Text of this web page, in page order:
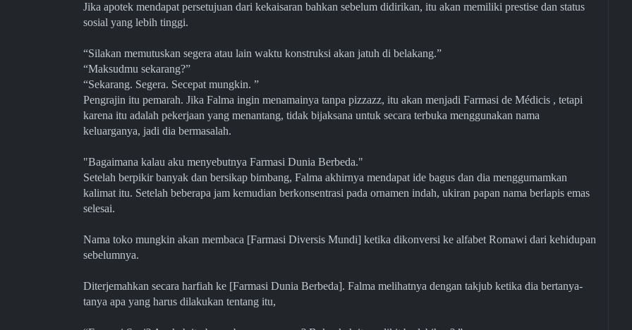
Jika apotek mendapat persetujuan dari kekaisaran bahkan sebelum didirikan, itu akan memiliki prestise dan status
sosial yang lebih tinggi.
“Silakan memutuskan segera atau lain waktu konstruksi akan jatuh di belakang.”
“Maksudmu sekarang?”
“Sekarang. Segera. Secepat mungkin. ”
Pengrajin itu pemarah. Jika Falma ingin menamainya tanpa pizzazz, itu akan menjadi Farmasi de Médicis , tetapi
karena itu adalah pekerjaan yang menantang, tidak bijaksana untuk secara terbuka menggunakan nama
keluarganya, jadi dia bermasalah.
"Bagaimana kalau aku menyebutnya Farmasi Dunia Berbeda."
Setelah berpikir banyak dan bersikap bimbang, Falma akhirnya mendapat ide bagus dan dia menggumamkan
kalimat itu. Setelah beberapa jam kemudian berkonsentrasi pada ornamen indah, ukiran papan nama berlapis emas
selesai.
Nama toko mungkin akan membaca [Farmasi Diversis Mundi] ketika dikonversi ke alfabet Romawi dari kehidupan
sebelumnya.
Diterjemahkan secara harfiah ke [Farmasi Dunia Berbeda]. Falma melihatnya dengan takjub ketika dia bertanya-
tanya apa yang harus dilakukan tentang itu,